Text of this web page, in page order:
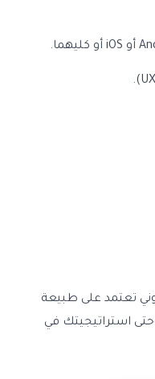
تعتمد على طبيعة
استراتيجيتك في